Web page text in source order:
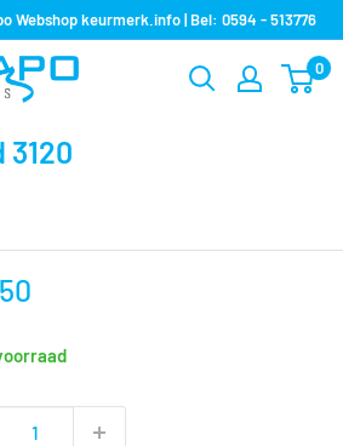
Webshop keurmerk.info | Bel: 0594 - 513776
0
3120